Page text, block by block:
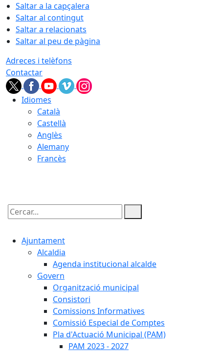
Saltar a la capçalera
Saltar al contingut
Saltar a relacionats
Saltar al peu de pàgina
Adreces i telèfons
Contactar
Idiomes
Català
Castellà
Anglès
Alemany
Francès
Cercar:
Ajuntament
Alcaldia
Agenda institucional alcalde
Govern
Organització municipal
Consistori
Comissions Informatives
Comissió Especial de Comptes
Pla d'Actuació Municipal (PAM)
PAM 2023 - 2027